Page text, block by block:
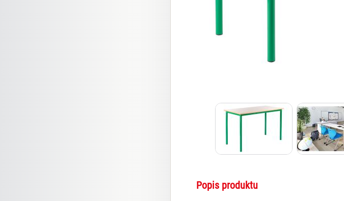
Popis produktu